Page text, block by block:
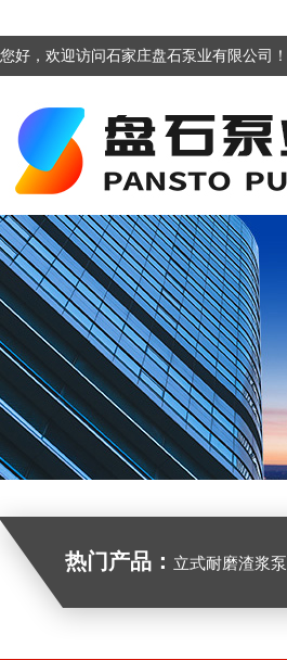
您好，欢迎访问石家庄盘石泵业有限公司！
热门产品： 立式耐磨渣浆